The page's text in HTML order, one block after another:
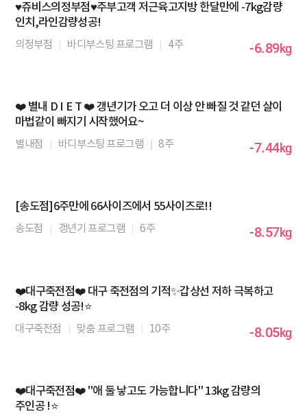
♥️쥬비스의정부점♥️주부고객 저근육고지방 한달만에 -7kg감량
인치,라인감량성공!
의정부점 바디부스팅 프로그램 4주 -6.89kg
❤️ 별내 D I E T ❤️ 갱년기가 오고 더 이상 안 빠질 것 같던 살이
마법같이 빠지기 시작했어요~
별내점 바디부스팅 프로그램 8주 -7.44kg
[송도점]6주만에 66사이즈에서 55사이즈로!!
송도점 갱년기 프로그램 6주 -8.57kg
❤️대구죽전점❤️ 대구 죽전점의 기적✨갑상선 저하 극복하고
-8kg 감량 성공!⭐
대구죽전점 맞춤 프로그램 10주 -8.05kg
❤️대구죽전점❤️ "애 둘 낳고도 가능합니다" 13kg 감량의
주인공 !⭐